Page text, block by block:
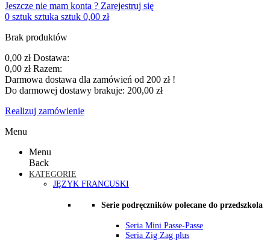
Jeszcze nie mam konta ? Zarejestruj się
0 sztuk sztuka sztuk 0,00 zł
Brak produktów
0,00 złDostawa:
0,00 zł Razem:
Darmowa dostawa dla zamówień od 200 zł !
Do darmowej dostawy brakuje: 200,00 zł
Realizuj zamówienie
Menu
Menu
Back
KATEGORIE
JĘZYK FRANCUSKI
Serie podręczników polecane do przedszkola
Seria Mini Passe-Passe
Seria Zig Zag plus